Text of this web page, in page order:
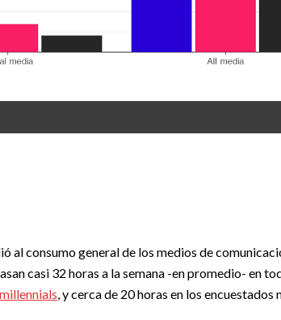
al consumo general de los medios de
casi 32 horas a la semana -en promedio- en
, y cerca de 20 horas en los encuestados